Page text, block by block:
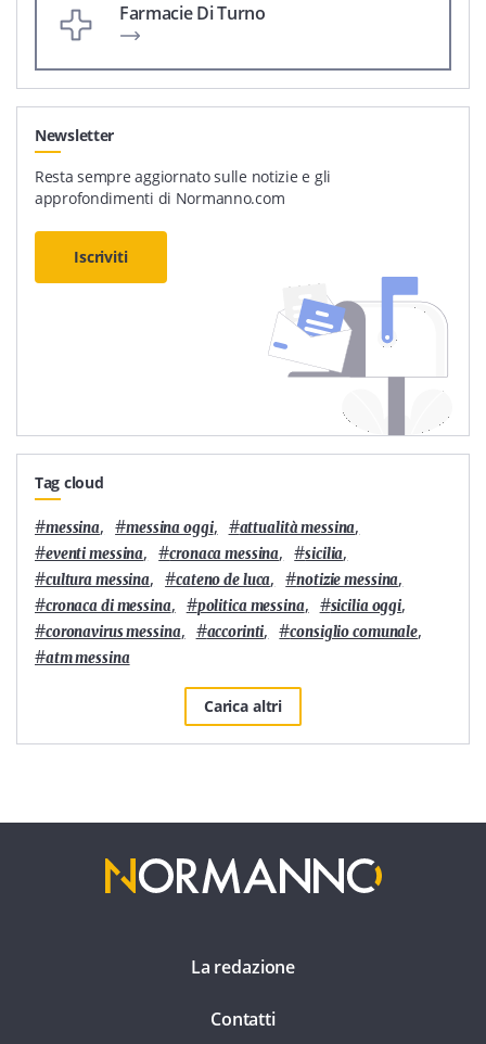
Farmacie Di Turno
Newsletter
Resta sempre aggiornato sulle notizie e gli
approfondimenti di Normanno.com
Iscriviti
Tag cloud
#messina, #messina oggi, #attualità messina,
#eventi messina, #cronaca messina, #sicilia,
#cultura messina, #cateno de luca, #notizie messina,
#cronaca di messina, #politica messina, #sicilia oggi,
#coronavirus messina, #accorinti, #consiglio comunale,
#atm messina
Carica altri
La redazione
Contatti